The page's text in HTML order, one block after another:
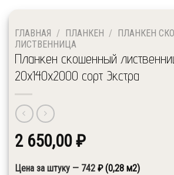
ГЛАВНАЯ / ПЛАНКЕН / ПЛАНКЕН
ЛИСТВЕННИЦА
Планкен скошенный
20x140x2000 сорт Экстра
2 650,00₽
Цена за штуку — 742 ₽ (0,28 м2)